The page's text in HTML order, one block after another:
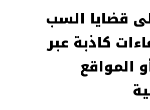
قضايا السب
كاذبة عبر
المواقع